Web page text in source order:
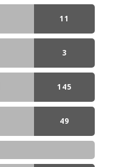
11
GÖNDERI(LER)
3
GÖNDERI(LER)
145
GÖNDERI(LER)
49